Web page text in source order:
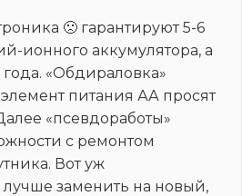
🙁 гарантируют 5-6
ионного аккумулятора, а
«Обдираловка»
питания АА просят
«псевдоработы»
с ремонтом
Вот уж
заменить на новый,